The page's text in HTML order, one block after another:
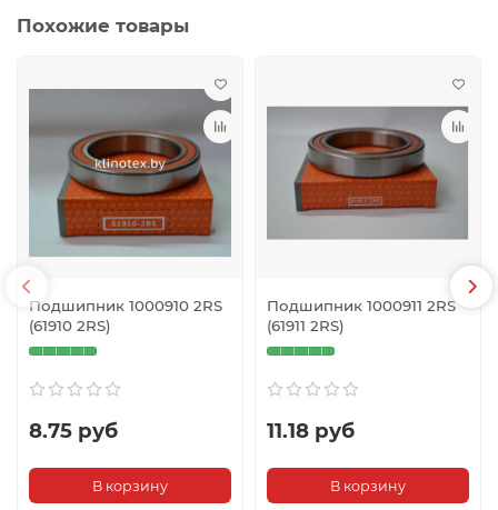
Похожие товары
Подшипник 1000910 2RS
(61910 2RS)
8.75 руб
В корзину
Подшипник 1000911 2RS
(61911 2RS)
11.18 руб
В корзину